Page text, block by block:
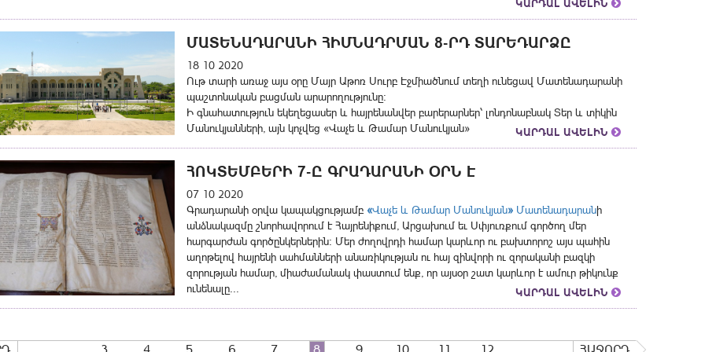
ԿԱՐԴԱԼ ԱՎԵԼԻՆ
ՄԱՏԵՆԱԴԱՐԱՆԻ ՀԻՄՆԱԴՐՄԱՆ 8-ՐԴ ՏԱՐԵԴԱՐՁԸ
18 10 2020
Ութ տարի առաջ այս օրը Մայր Աթոռ Սուրբ Էջմիածնում տեղի ունեցավ Մատենադարանի
պաշտոնական բացման արարողությունը։
Ի գնահատություն եկեղեցասեր և հայրենանվեր բարերարներ՝ լոնդոնաբնակ Տեր և տիկին
Մանուկյանների, այն կոչվեց «Վաչե և Թամար Մանուկյան»
ԿԱՐԴԱԼ ԱՎԵԼԻՆ
ՀՈԿՏԵՄԲԵՐԻ 7-Ը ԳՐԱԴԱՐԱՆԻ ՕՐՆ Է
07 10 2020
Գրադարանի օրվա կապակցությամբ «Վաչե և Թամար Մանուկյան» Մատենադարանի
անձնակազմը շնորհավորում է Հայրենիքում, Արցախում եւ Սփյուռքում գործող մեր
հարգարժան գործընկերներին։ Մեր ժողովրդի համար կարևոր ու բախտորոշ այս պահին
աղոթելով հայրենի սահմանների անառիկության ու հայ զինվորի ու զորականի բազկի
զորության համար, միաժամանակ փաստում ենք, որ այսօր շատ կարևոր է ամուր թիկունք
ունենալը...
ԿԱՐԴԱԼ ԱՎԵԼԻՆ